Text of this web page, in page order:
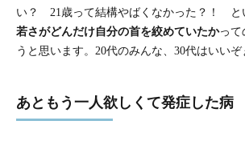
い？ 21歳って結構やばくなかった？！ と
若さがどんだけ自分の首を絞めていたかって
うと思います。20代のみんな、30代はいいぞ
あともう一人欲しくて発症した病